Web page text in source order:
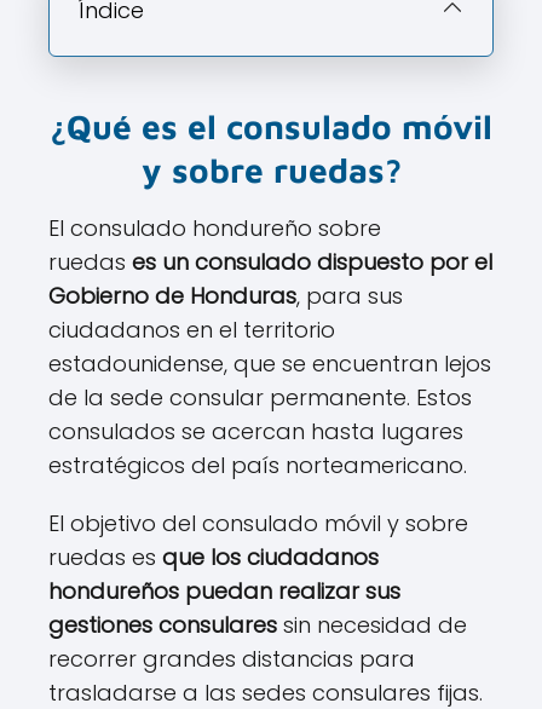
Índice
¿Qué es el consulado móvil
y sobre ruedas?
El consulado hondureño sobre
ruedas es un consulado dispuesto por el
Gobierno de Honduras, para sus
ciudadanos en el territorio
estadounidense, que se encuentran lejos
de la sede consular permanente. Estos
consulados se acercan hasta lugares
estratégicos del país norteamericano.
El objetivo del consulado móvil y sobre
ruedas es que los ciudadanos
hondureños puedan realizar sus
gestiones consulares sin necesidad de
recorrer grandes distancias para
trasladarse a las sedes consulares fijas.